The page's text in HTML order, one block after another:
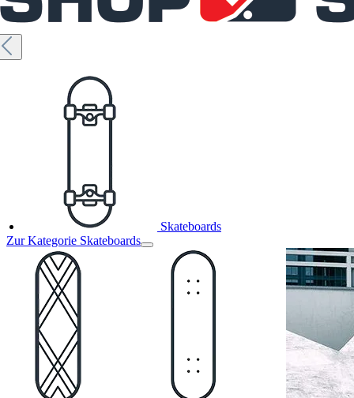
Skateboards
Zur Kategorie Skateboards